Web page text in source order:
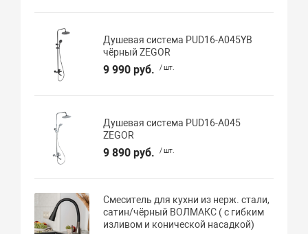
Душевая система PUD16-A045YB
чёрный ZEGOR
9 990 руб. / шт.
Душевая система PUD16-A045
ZEGOR
9 890 руб. / шт.
Смеситель для кухни из нерж. стали,
сатин/чёрный ВОЛМАКС ( с гибким
изливом и конической насадкой)